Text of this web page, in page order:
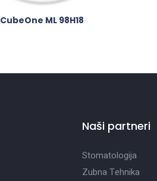
CubeOne ML 98H18
Naši partneri
Stomatologija
Zubna Tehnika